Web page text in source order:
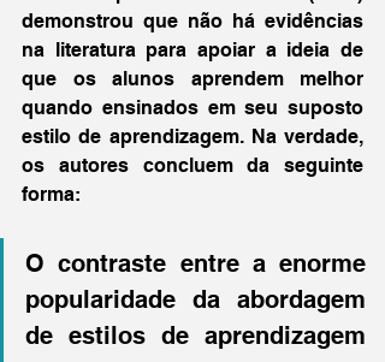
demonstrou que não há evidências
na literatura para apoiar a ideia de
que os alunos aprendem melhor
quando ensinados em seu suposto
estilo de aprendizagem. Na verdade,
os autores concluem da seguinte
forma:
O contraste entre a enorme
popularidade da abordagem
de estilos de aprendizagem